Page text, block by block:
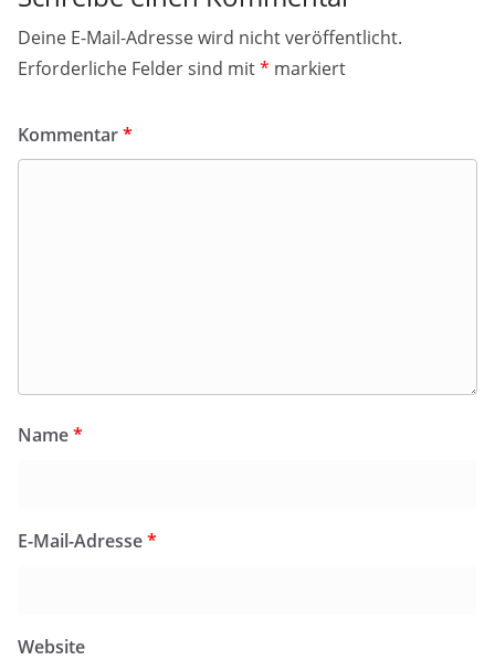
Deine E-Mail-Adresse wird nicht veröffentlicht.
Erforderliche Felder sind mit* markiert
Kommentar*
Name*
E-Mail-Adresse*
Website